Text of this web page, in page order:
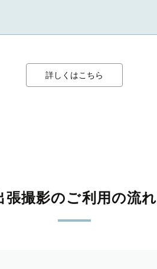
詳しくはこちら
張撮影のご利用の流れ